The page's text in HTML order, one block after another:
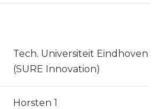
Tech. Universiteit Eindhoven
(SURE Innovation)
Horsten 1